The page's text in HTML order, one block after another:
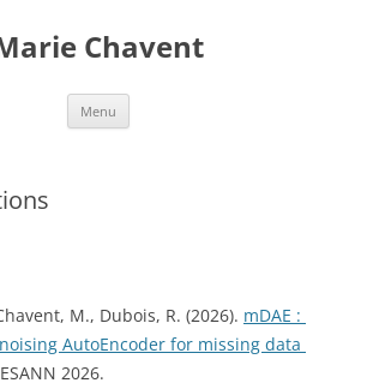
Chavent
Menu
M., Dubois, R. (2026). mDAE :
AutoEncoder for missing data
2026.